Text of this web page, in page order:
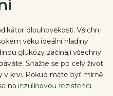
dlouhověkosti. Všichni
věku ideální hladiny
glukózy začínají všechny
Snažte se po celý život
v krvi. Pokud máte byť mírně
na inzulínovou rezistenci.